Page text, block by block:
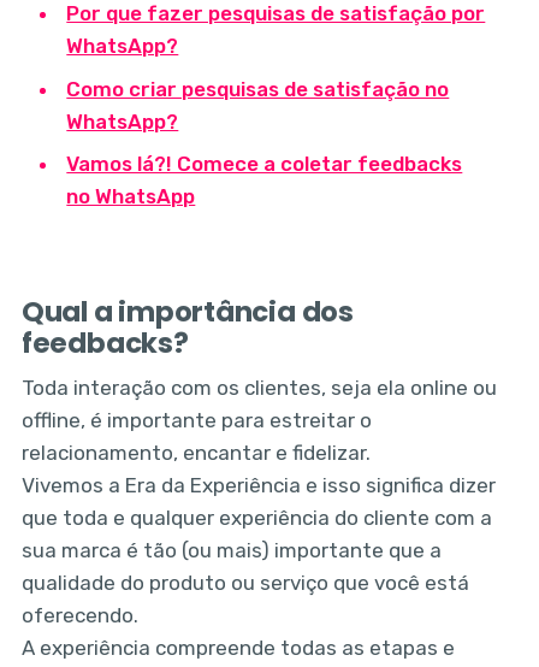
Por que fazer pesquisas de satisfação por
WhatsApp?
Como criar pesquisas de satisfação no
WhatsApp?
Vamos lá?! Comece a coletar feedbacks
no WhatsApp
Qual a importância dos
feedbacks?
Toda interação com os clientes, seja ela online ou
offline, é importante para estreitar o
relacionamento, encantar e fidelizar.
Vivemos a Era da Experiência e isso significa dizer
que toda e qualquer experiência do cliente com a
sua marca é tão (ou mais) importante que a
qualidade do produto ou serviço que você está
oferecendo.
A experiência compreende todas as etapas e